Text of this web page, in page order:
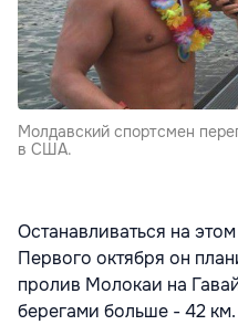
Молдавский спортсмен
в США.
Останавливаться на
Первого октября он
пролив Молокаи на
берегами больше - 42